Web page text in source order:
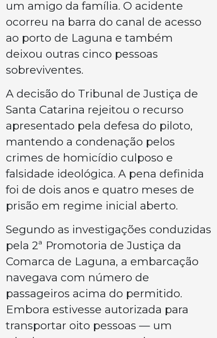
um amigo da família. O acidente
ocorreu na barra do canal de acesso
ao porto de Laguna e também
deixou outras cinco pessoas
sobreviventes.
A decisão do Tribunal de Justiça de
Santa Catarina rejeitou o recurso
apresentado pela defesa do piloto,
mantendo a condenação pelos
crimes de homicídio culposo e
falsidade ideológica. A pena definida
foi de dois anos e quatro meses de
prisão em regime inicial aberto.
Segundo as investigações conduzidas
pela 2ª Promotoria de Justiça da
Comarca de Laguna, a embarcação
navegava com número de
passageiros acima do permitido.
Embora estivesse autorizada para
transportar oito pessoas — um